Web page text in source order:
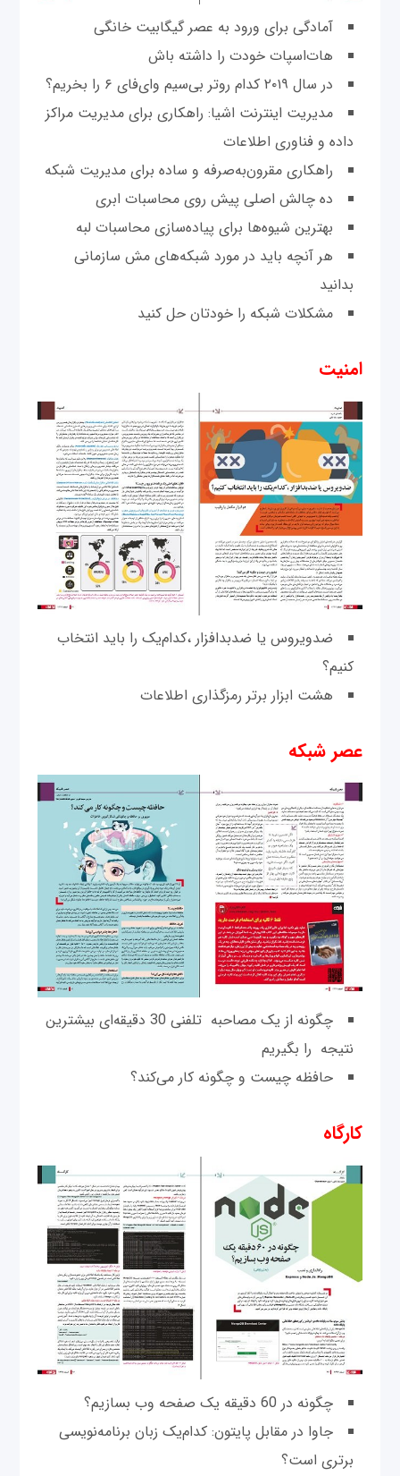
آمادگی برای ورود به عصر گیگابیت خانگی
هات‌اسپات خودت را داشته باش
در سال ۲۰۱۹ کدام روتر بی‌سیم وای‌فای ۶ را بخریم؟
مدیریت اینترنت اشیا: راهکاری برای مدیریت مراکز
داده و فناوری اطلاعات
راهکاری مقرون‌به‌صرفه و ساده‌ برای مدیریت شبکه
ده چالش اصلی پیش روی محاسبات ابری
بهترین شیوه‌ها برای پیاده‌سازی محاسبات لبه
هر آنچه باید در مورد شبکه‌های مش سازمانی
بدانید
مشکلات شبکه را خودتان حل کنید
امنیت
ضدویروس یا ضدبدافزار ،کدام‌یک را باید انتخاب
کنیم؟
هشت ابزار برتر رمزگذاری اطلاعات
عصر شبکه
چگونه از یک مصاحبه تلفنی 30 دقیقه‌ای بیشترین
نتیجه را بگیریم
حافظه چیست و چگونه کار می‌‌کند؟
کارگاه
چگونه در 60 دقیقه یک صفحه وب بسازیم؟
جاوا در مقابل پایتون: کدام‌یک زبان برنامه‌نویسی
برتری است؟